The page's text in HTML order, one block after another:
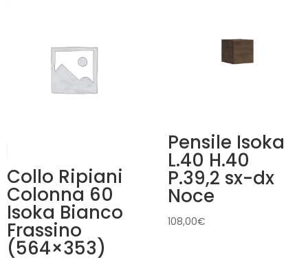
Collo Ripiani
Colonna 60
Isoka Bianco
Frassino
(564×353)
Pensile Isoka
L.40 H.40
P.39,2 sx-dx
Noce
108,00€